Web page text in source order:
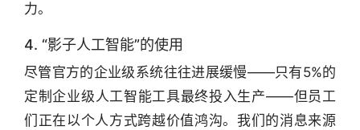
力。
4. “影子人工智能”的使用
尽管官方的企业级系统往往进展缓慢——只有5%的
定制企业级人工智能工具最终投入生产——但员工
们正在以个人方式跨越价值鸿沟。我们的消息来源